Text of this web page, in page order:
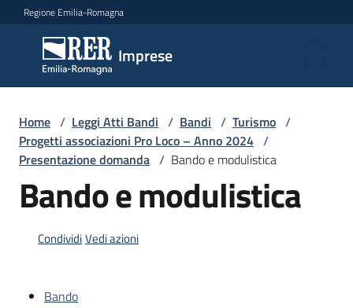
Vai al contenuto
Vai alla navigazione
Vai al footer
Regione Emilia-Romagna
Imprese
Imprese
Argomenti
Novità
Servizi
Leggi
Home / Leggi Atti Bandi / Bandi / Turismo /
Progetti associazioni Pro Loco – Anno 2024 /
Presentazione domanda / Bando e modulistica
Bando e modulistica
CondividiVedi azioni
Bando